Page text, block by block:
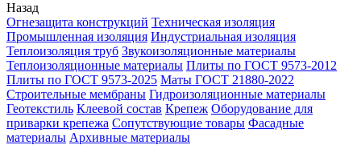
Назад
Огнезащита конструкций Техническая изоляция
Промышленная изоляция Индустриальная изоляция
Теплоизоляция труб Звукоизоляционные материалы
Теплоизоляционные материалы Плиты по ГОСТ 9573-2012
Плиты по ГОСТ 9573-2025 Маты ГОСТ 21880-2022
Строительные мембраны Гидроизоляционные материалы
Геотекстиль Клеевой состав Крепеж Оборудование для
приварки крепежа Сопутствующие товары Фасадные
материалы Архивные материалы